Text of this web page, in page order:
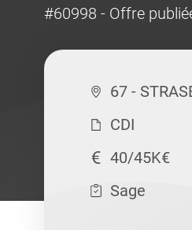
#60998 - Offre
67 -
CDI
40/45K€
Sage